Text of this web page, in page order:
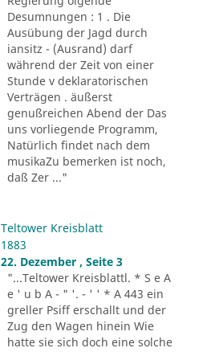
Desumnungen : 1 . Die
Ausübung der Jagd durch
iansitz - (Ausrand) darf
während der Zeit von einer
Stunde v deklaratorischen
Verträgen . äußerst
genußreichen Abend der Das
uns vorliegende Programm,
Natürlich findet nach dem
musikaZu bemerken ist noch,
daß Zer ..."
Teltower Kreisblatt
1883
22. Dezember , Seite 3
"...Teltower Kreisblattl. * S e A
e ' u b A - " '. - ' ' * A 443 ein
greller Psiff erschallt und der
Zug den Wagen hinein Wie
hatte sie sich doch eine solche